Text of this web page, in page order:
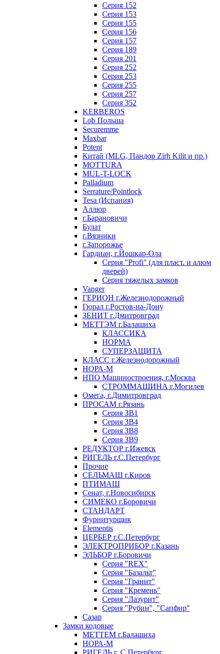
Серия 152
Серия 153
Серия 155
Серия 156
Серия 157
Серия 189
Серия 201
Серия 252
Серия 253
Серия 255
Серия 257
Серия 352
KERBEROS
Lob Польша
Securemme
Maxbar
Potent
Китай (MLG, Пандор Zirh Kilit и пр.)
MOTTURA
MUL-T-LOCK
Palladium
Serrature/Pointlock
Tesa (Испания)
Аллюр
г.Барановичи
Булат
г.Вязники
г.Запорожье
Гардиан, г.Йошкар-Ола
Серия "Profi" (для пласт. и алюм
дверей)
Серия тяжелых замков
Vanger
ГЕРИОН г.Железнодорожный
Гюрал г.Ростов-на-Дону
ЗЕНИТ г.Дмитровград
МЕТТЭМ г.Балашиха
КЛАССИКА
НОРМА
СУПЕРЗАЩИТА
КЛАСС г.Железнодорожный
НОРА-М
НПО Машиностроения, г.Москва
СТРОММАШИНА г.Могилев
Омега, г.Димитровград
ПРОСАМ г.Рязань
Серия ЗВ1
Серия ЗВ4
Серия ЗВ8
Серия ЗВ9
РЕДУКТОР г.Ижевск
РИГЕЛЬ г.С.Петербург
Прочие
СЕЛЬМАШ г.Киров
ПТИМАШ
Сенат, г.Новосибирск
СИМЕКО г.Боровичи
СТАНДАРТ
Фурнитурщик
Elementis
ЦЕРБЕР г.С.Петербург
ЭЛЕКТРОПРИБОР г.Казань
ЭЛЬБОР г.Боровичи
Серия "REX"
Серия "Базальт"
Серия "Гранит"
Серия "Кремень"
Серия "Лазурит"
Серия "Рубин", "Сапфир"
Сазар
Замки кодовые
МЕТТЕМ г.Балашиха
НОРА-М
РИГЕЛЬ г. С.Петербург